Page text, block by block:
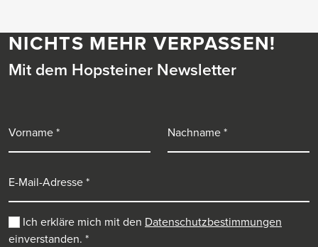
NICHTS MEHR VERPASSEN!
Mit dem Hopsteiner Newsletter
Ich erkläre mich mit den Datenschutzbestimmungen
einverstanden. *